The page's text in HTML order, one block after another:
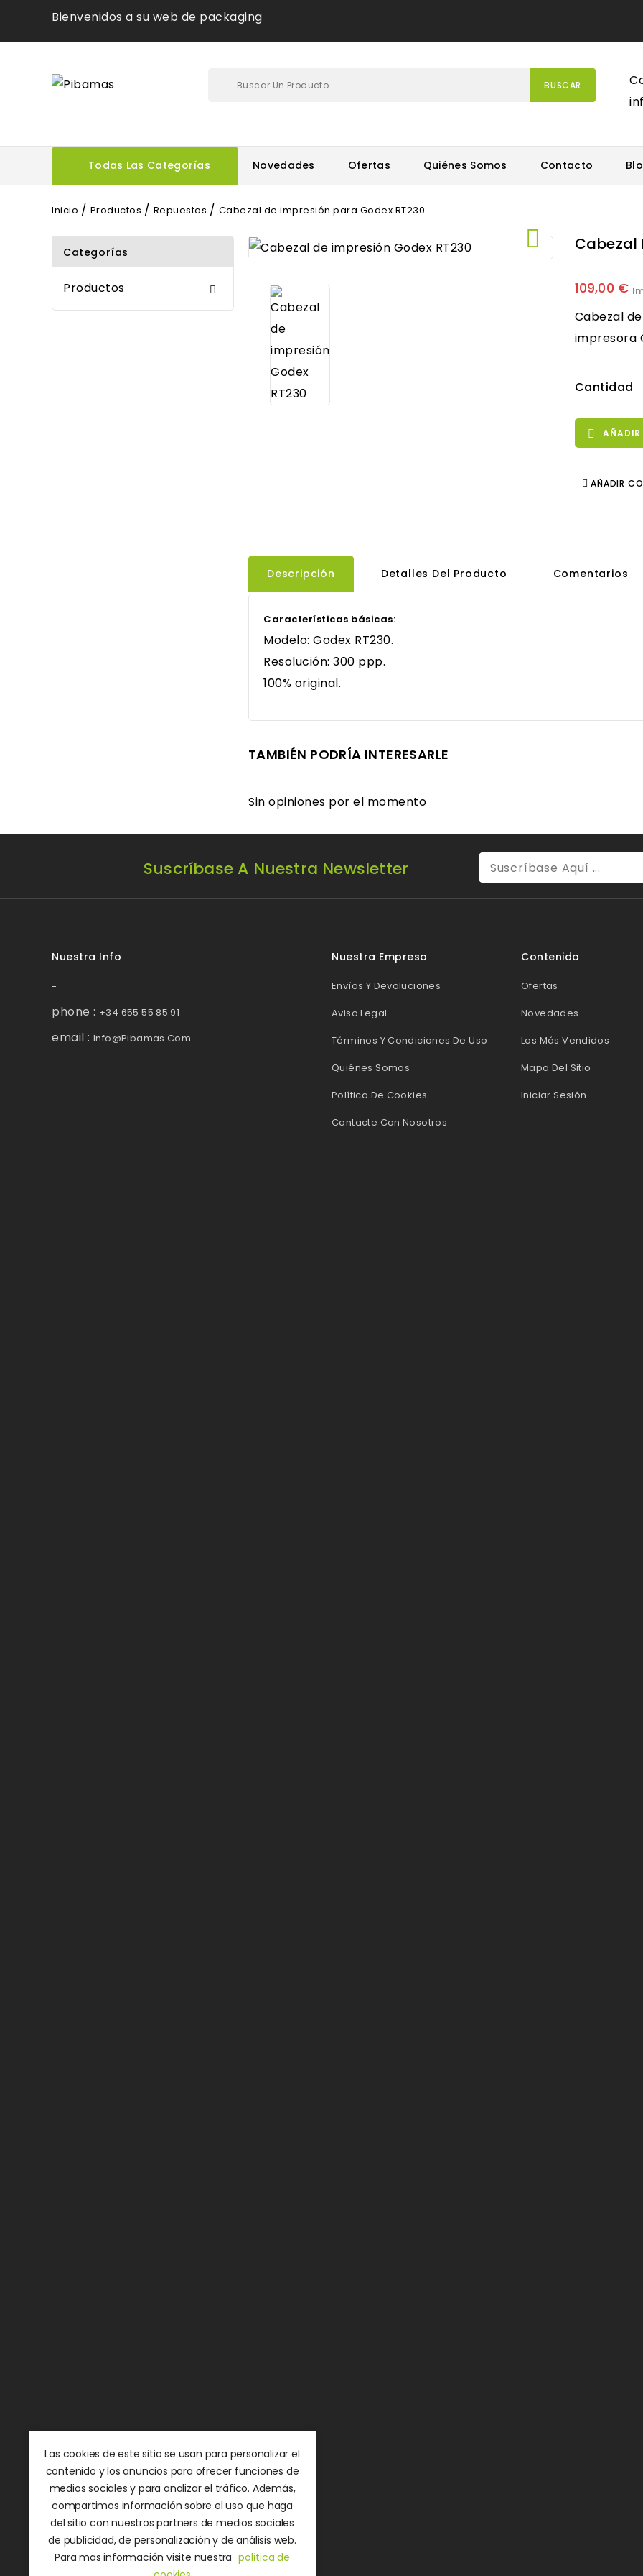
Bienvenidos a su web de packaging
BUSCAR
Todas Las Categorías Novedades Ofertas Quiénes Somos Contacto
Inicio Productos Repuestos Cabezal de impresión para Godex RT230
Categorías
Productos 
 Cabezal
109,00 €
Cabezal
impresora
Cantidad

AÑADIR
Descripción Detalles Del Producto Comentarios
Características básicas:
Modelo: Godex RT230.
Resolución: 300 ppp.
100% original.
TAMBIÉN PODRÍA INTERESARLE
Sin opiniones por el momento
Suscríbase A Nuestra Newsletter
Nuestra Info
-
phone : +34 655 55 85 91
email : Info@pibamas.com
Nuestra Empresa
Envíos Y Devoluciones
Aviso Legal
Términos Y Condiciones De Uso
Quiénes Somos
Política De Cookies
Contacte Con Nosotros
Contenido
Ofertas
Novedades
Los Más Vendidos
Mapa Del Sitio
Iniciar Sesión
Las cookies de este sitio se usan para personalizar el
contenido y los anuncios para ofrecer funciones de
medios sociales y para analizar el tráfico. Además,
compartimos información sobre el uso que haga
del sitio con nuestros partners de medios sociales
de publicidad, de personalización y de análisis web.
Para mas información visite nuestra política de